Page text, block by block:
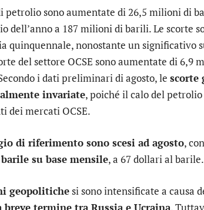
petrolio sono aumentate di 26,5 milioni di
dell’anno a 187 milioni di barili. Le scorte
quinquennale, nonostante un significativo
del settore OCSE sono aumentate di
i dati preliminari di agosto, le scorte
invariate, poiché il calo del
dei mercati OCSE.
di riferimento sono scesi ad agosto,
su base mensile, a 67 dollari al barile.
geopolitichesi sono intensificate a causa